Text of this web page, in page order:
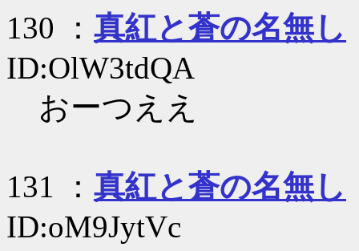
130 ： 真紅と蒼の名無し
ID:OlW3tdQA
おーつええ
131 ： 真紅と蒼の名無し
ID:oM9JytVc